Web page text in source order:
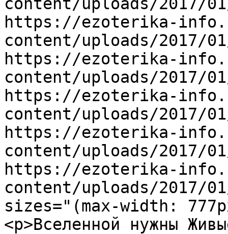
https://ezoterika-
content/uploads/2017/
https://ezoterika-
content/uploads/2017/
https://ezoterika-
content/uploads/2017/
https://ezoterika-
content/uploads/2017/
https://ezoterika-
content/uploads/2017/
sizes="(max-width:
<p>Вселенной нужны